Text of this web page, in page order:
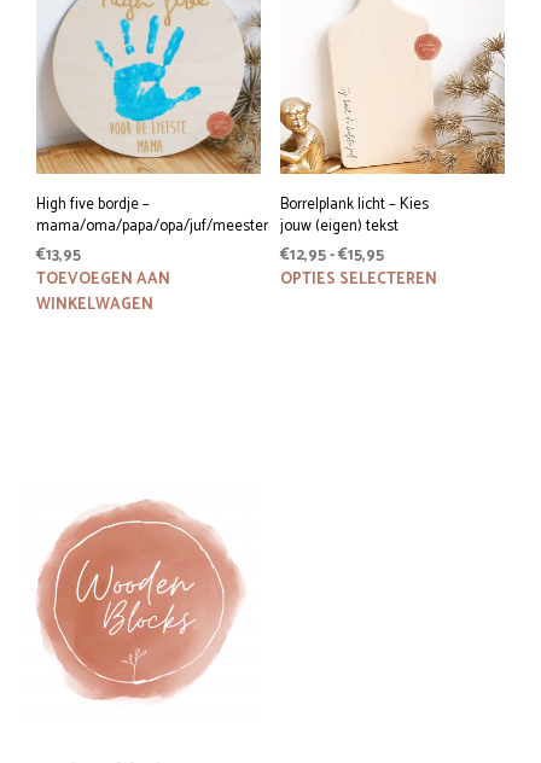
High five bordje –
mama/oma/papa/opa/juf/meester
€13,95
TOEVOEGEN AAN
WINKELWAGEN
Borrelplank licht – Kies
jouw (eigen) tekst
€12,95-€15,95Prijsklasse:
€12,95
OPTIES SELECTEREN